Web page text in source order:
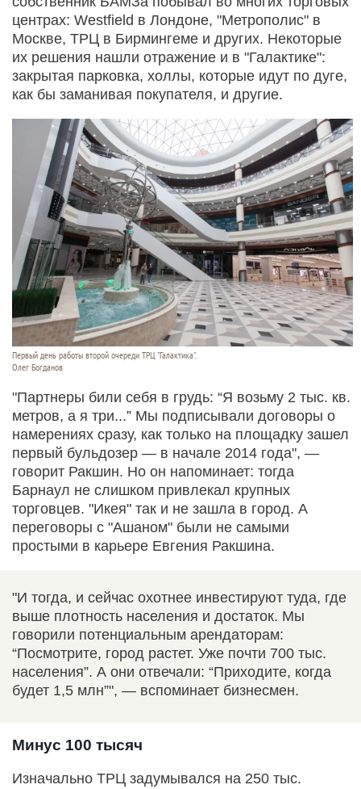
центрах: Westfield в Лондоне, "Метрополис" в
Москве, ТРЦ в Бирмингеме и других. Некоторые
их решения нашли отражение и в "Галактике":
закрытая парковка, холлы, которые идут по дуге,
как бы заманивая покупателя, и другие.
Первый день работы второй очереди ТРЦ "Галактика".
Олег Богданов
"Партнеры били себя в грудь: “Я возьму 2 тыс. кв.
метров, а я три...” Мы подписывали договоры о
намерениях сразу, как только на площадку зашел
первый бульдозер — в начале 2014 года", —
говорит Ракшин. Но он напоминает: тогда
Барнаул не слишком привлекал крупных
торговцев. "Икея" так и не зашла в город. А
переговоры с "Ашаном" были не самыми
простыми в карьере Евгения Ракшина.
"И тогда, и сейчас охотнее инвестируют туда, где
выше плотность населения и достаток. Мы
говорили потенциальным арендаторам:
“Посмотрите, город растет. Уже почти 700 тыс.
населения”. А они отвечали: “Приходите, когда
будет 1,5 млн”", — вспоминает бизнесмен.
Минус 100 тысяч
Изначально ТРЦ задумывался на 250 тыс.